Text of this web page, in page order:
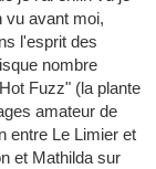
vu avant moi,
l'esprit des
nombre
Fuzz" (la plante
amateur de
entre Le Limier et
et Mathilda sur